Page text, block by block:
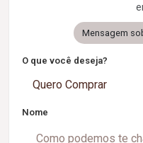
Mensagem
O que você deseja?
Quero Comprar
Nome